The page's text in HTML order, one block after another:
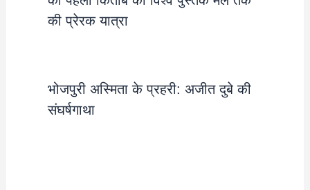
की प्रेरक यात्रा
भोजपुरी अस्मिता के प्रहरी: अजीत दुबे की
संघर्षगाथा